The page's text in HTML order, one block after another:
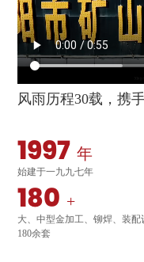
要。
风雨历程30载，携
1997 年
始建于一九九七年
180 +
大、中型金加工、铆焊、装配
180余套